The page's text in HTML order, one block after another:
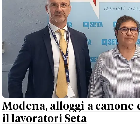
Modena, alloggi a canone
il lavoratori Seta